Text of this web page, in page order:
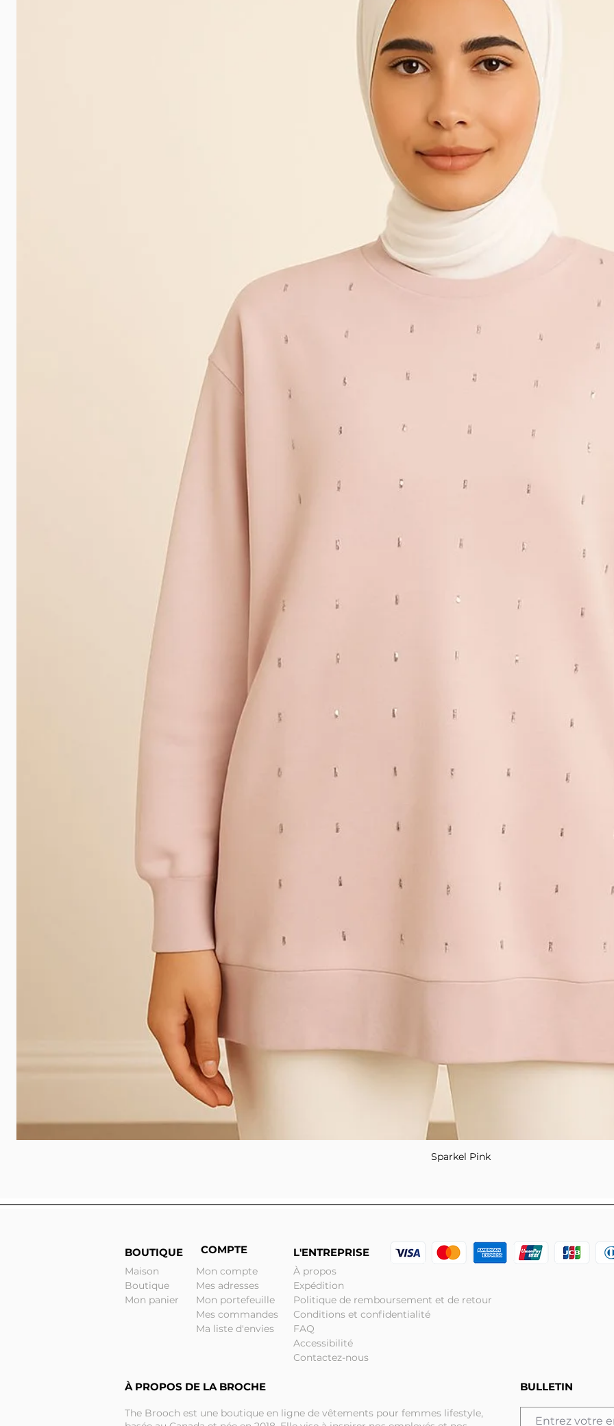
Aperçu rapide
Sparkel Pink
BOUTIQUE COMPTE L'ENTREPRISE
Maison
Boutique
Mon panier
Mon compte
Mes adresses
Mon portefeuille
Mes commandes
Ma liste d'envies
À propos
Expédition
Politique de remboursement et de retour
Conditions et confidentialité
FAQ
Accessibilité
Contactez-nous
À PROPOS DE LA BROCHE
The Brooch est une boutique en ligne de vêtements pour femmes lifestyle,
BULLETIN